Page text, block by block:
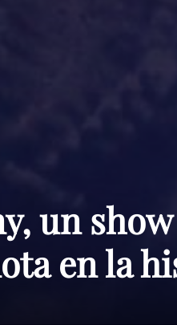
un
en la